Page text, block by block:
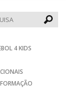
4 KIDS
FORMAÇÃO